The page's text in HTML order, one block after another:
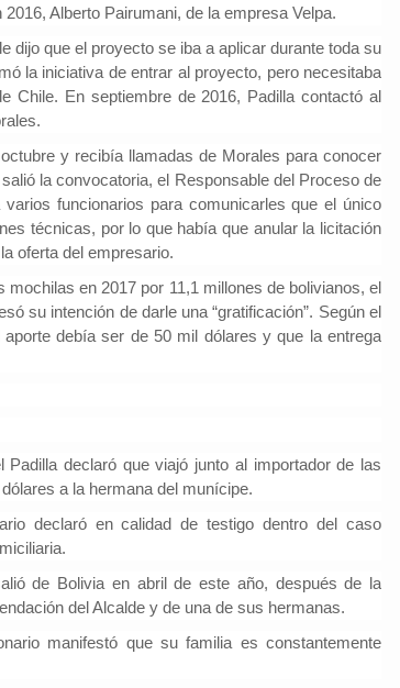
Alberto Pairumani, de la empresa Velpa.
dijo que el proyecto se iba a aplicar durante toda su
la iniciativa de entrar al proyecto, pero necesitaba
Chile. En septiembre de 2016, Padilla contactó al
y recibía llamadas de Morales para conocer
la convocatoria, el Responsable del Proceso de
funcionarios para comunicarles que el único
técnicas, por lo que había que anular la licitación
oferta del empresario.
en 2017 por 11,1 millones de bolivianos, el
su intención de darle una “gratificación”. Según el
debía ser de 50 mil dólares y que la entrega
Padilla declaró que viajó junto al importador de las
a la hermana del munícipe.
declaró en calidad de testigo dentro del caso
de Bolivia en abril de este año, después de la
del Alcalde y de una de sus hermanas.
manifestó que su familia es constantemente
de
un
Investigador: Los medios de comunicación
coadyuvan a la naturalización de la
violencia
Periodistas por el Cambio 2022-07-20
permisiva con la violencia está expresando
elementos de descomposición. El docente
investigador y director del Instituto de
Investigaciones Sociológicas (IDI...